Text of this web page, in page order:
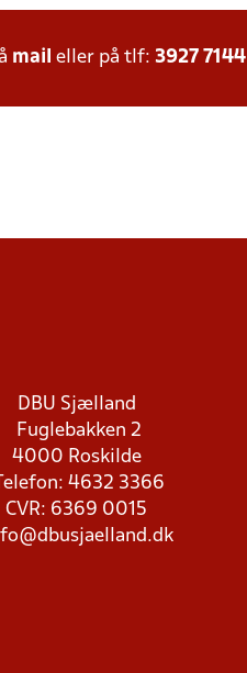
mail eller på tlf: 3927 7144
DBU Sjælland
Fuglebakken 2
4000 Roskilde
Telefon: 4632 3366
CVR: 6369 0015